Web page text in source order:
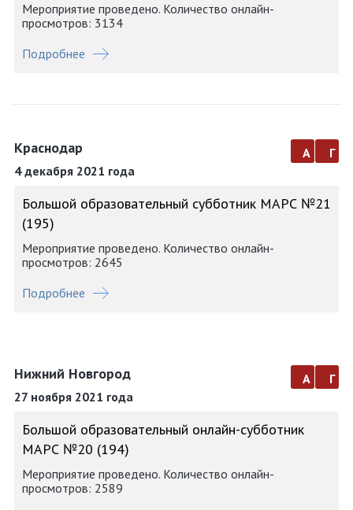
Мероприятие проведено. Количество онлайн-
просмотров: 3134
Подробнее
Краснодар
4 декабря 2021 года
а г
Большой образовательный субботник МАРС №21
(195)
Мероприятие проведено. Количество онлайн-
просмотров: 2645
Подробнее
Нижний Новгород
27 ноября 2021 года
а г
Большой образовательный онлайн-субботник
МАРС №20 (194)
Мероприятие проведено. Количество онлайн-
просмотров: 2589